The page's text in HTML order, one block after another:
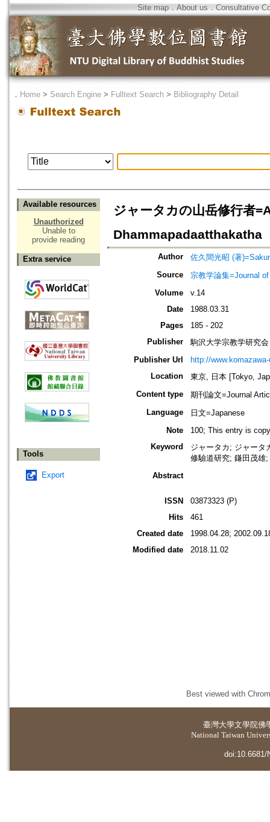
Site map．About us ． Consultative
． Home > Search Engine > Fulltext Search > Bibliography Detail
Available resources
Unauthorized
Unable to
provide reading
Extra service
Tools
Export
ジャータカの山岳修行者
Dhammapadaatthakatha
Author
佐久間光昭 (著
Source
宗教学論集=Journal
Volume
v.14
Date
1988.03.31
Pages
185 - 202
Publisher
駒沢大学宗教学研究会
Publisher Url
http://
Location
東京, 日本 [Tokyo,
Content type
期刊論文=Journal
Language
日文=Japanese
Note
100; This entry is
Keyword
ジャータカ; ジャータ
修驗道研究; 鎌田茂雄
Abstract
ISSN
03873323 (P)
Hits
461
Created date
1998.04.28;
Modified date
2018.11.02
Best viewed with
臺灣大學文學院佛
National Taiwan
doi:10.6681/